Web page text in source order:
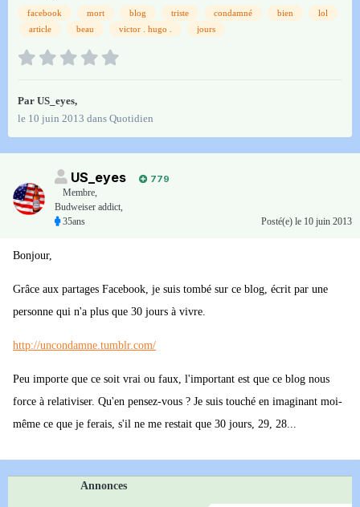
facebook mort blog triste condamné bien
lol
article
beau victor . hugo . jours
Par US_eyes,
le 10 juin 2013 dans Quotidien
US_eyes
779
Membre,
Budweiser addict,
35ans
Posté(e) le 10 juin 2013
Bonjour,
Grâce aux partages Facebook, je suis tombé sur ce blog, écrit par une
personne qui n'a plus que 30 jours à vivre.
http://uncondamne.tumblr.com/
Peu importe que ce soit vrai ou faux, l'important est que ce blog nous
force à relativiser. Qu'en pensez-vous ? Je suis touché en imaginant moi-
même ce que je ferais, s'il ne me restait que 30 jours, 29, 28...
Annonces